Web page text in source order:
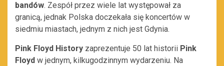
bandów. Zespół przez wiele lat występował za
granicą, jednak Polska doczekała się koncertów w
siedmiu miastach, jednym z nich jest Gdynia.
Pink Floyd History zaprezentuje 50 lat historii Pink
Floyd w jednym, kilkugodzinnym wydarzeniu. Na